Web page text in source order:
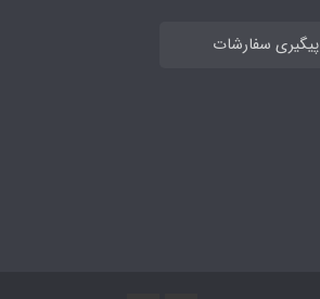
پیگیری سفارشات